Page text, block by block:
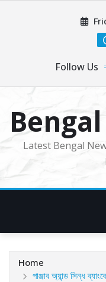
Follow Us
Latest Bengal
Home
পাঞ্জাব অ্যান্ড সিন্ধ